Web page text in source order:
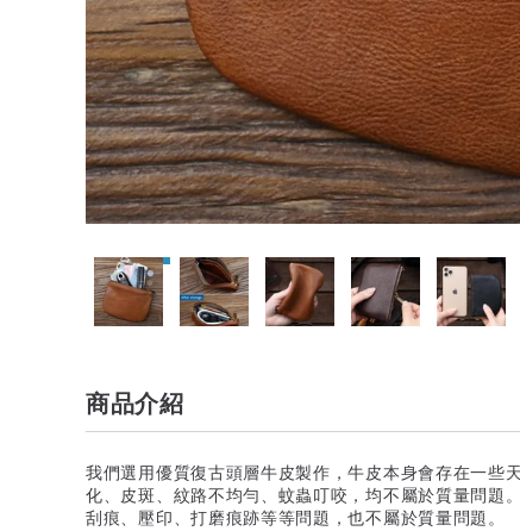
商品介紹
我們選用優質復古頭層牛皮製作，牛皮本身會存在一些
化、皮斑、紋路不均勻、蚊蟲叮咬，均不屬於質量問題
刮痕、壓印、打磨痕跡等等問題，也不屬於質量問題。